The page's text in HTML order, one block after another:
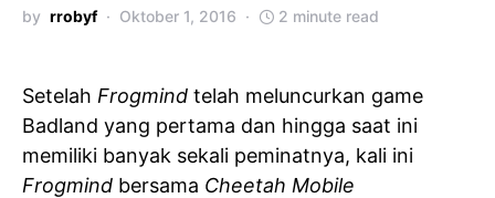
by rrobyf Oktober 1, 2016 2 minute read
Setelah Frogmind telah meluncurkan game
Badland yang pertama dan hingga saat ini
memiliki banyak sekali peminatnya, kali ini
Frogmind bersama Cheetah Mobile